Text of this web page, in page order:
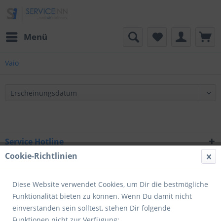
Menü
Vaio
Service Hotline
Informationen
Newsletter
Cookie-Richtlinien
Diese Website verwendet Cookies, um Dir die bestmögliche
Funktionalität bieten zu können. Wenn Du damit nicht
einverstanden sein solltest, stehen Dir folgende